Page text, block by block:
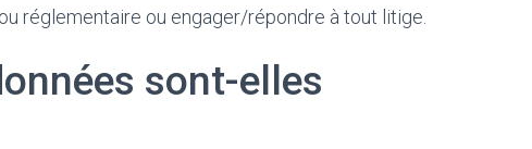
réglementaire ou engager/répondre à tout litige.
sont-elles